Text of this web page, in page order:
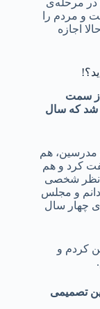
در مرحله‌ی
و مردم را
اجازه
از سمت
شد که سال
مدرسین، هم
کرد و هم
نظر شخصی
و مجلس
چهار سال
کردم و
تصمیمی